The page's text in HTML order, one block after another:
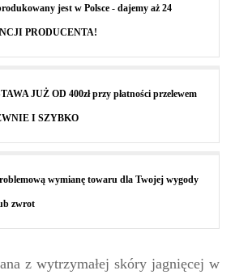
jest w Polsce - dajemy aż 24
PRODUCENTA!
JUŻ OD 400zł przy płatności przelewem
I SZYBKO
wymianę towaru dla Twojej wygody
zwrot
z wytrzymałej skóry jagnięcej w